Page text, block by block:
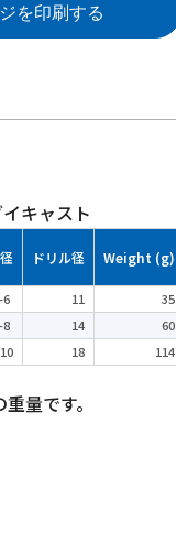
を印刷する
キャスト
ドリル径 Weight (g)
6 11 35
8
14 60
18 114
量です。